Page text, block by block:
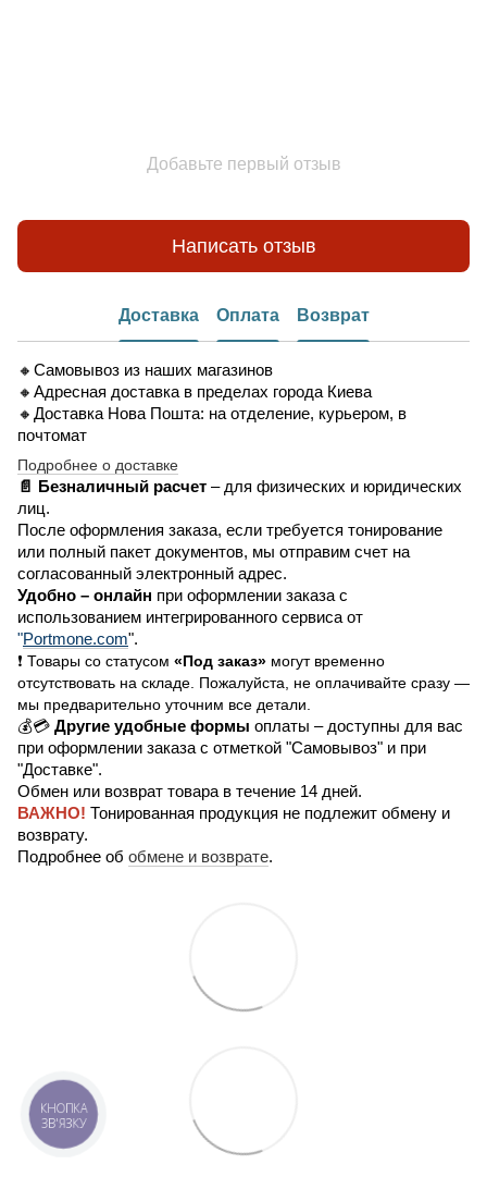
Добавьте первый отзыв
Написать отзыв
Доставка Оплата Возврат
🔸Самовывоз из наших магазинов
🔸Адресная доставка в пределах города Киева
🔸Доставка Нова Пошта: на отделение, курьером, в
почтомат
Подробнее о доставке
📄 Безналичный расчет – для физических и юридических
лиц.
После оформления заказа, если требуется тонирование
или полный пакет документов, мы отправим счет на
согласованный электронный адрес.
Удобно – онлайн при оформлении заказа с
использованием интегрированного сервиса от
"Portmone.com".
❗ Товары со статусом «Под заказ» могут временно
отсутствовать на складе. Пожалуйста, не оплачивайте сразу —
мы предварительно уточним все детали.
💰💳 Другие удобные формы оплаты – доступны для вас
при оформлении заказа с отметкой "Самовывоз" и при
"Доставке".
Обмен или возврат товара в течение 14 дней.
ВАЖНО! Тонированная продукция не подлежит обмену и
возврату.
Подробнее об обмене и возврате.
КНОПКА
ЗВ'ЯЗКУ